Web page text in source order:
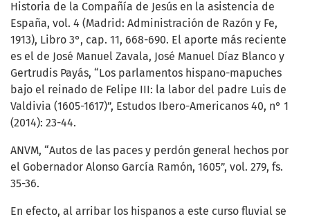
Historia de la Compañía de Jesús en la asistencia de
España, vol. 4 (Madrid: Administración de Razón y Fe,
1913), Libro 3°, cap. 11, 668-690. El aporte más reciente
es el de José Manuel Zavala, José Manuel Díaz Blanco y
Gertrudis Payás, “Los parlamentos hispano-mapuches
bajo el reinado de Felipe III: la labor del padre Luis de
Valdivia (1605-1617)”, Estudos Ibero-Americanos 40, n° 1
(2014): 23-44.
ANVM, “Autos de las paces y perdón general hechos por
el Gobernador Alonso García Ramón, 1605”, vol. 279, fs.
35-36.
En efecto, al arribar los hispanos a este curso fluvial se